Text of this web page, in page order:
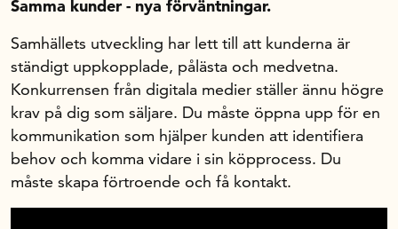
Marknadsföring i sociala medier
Kompetensbehovsanalys
Handelns kompetensbehov
Certifiering
Yrkeskartan
Omställningsstöd i handeln
Karriär i handeln
Samma kunder - nya förväntningar.
Samhällets utveckling har lett till att kunderna är
ständigt uppkopplade, pålästa och medvetna.
Konkurrensen från digitala medier ställer ännu högre
krav på dig som säljare. Du måste öppna upp för en
kommunikation som hjälper kunden att identifiera
behov och komma vidare i sin köpprocess. Du
måste skapa förtroende och få kontakt.